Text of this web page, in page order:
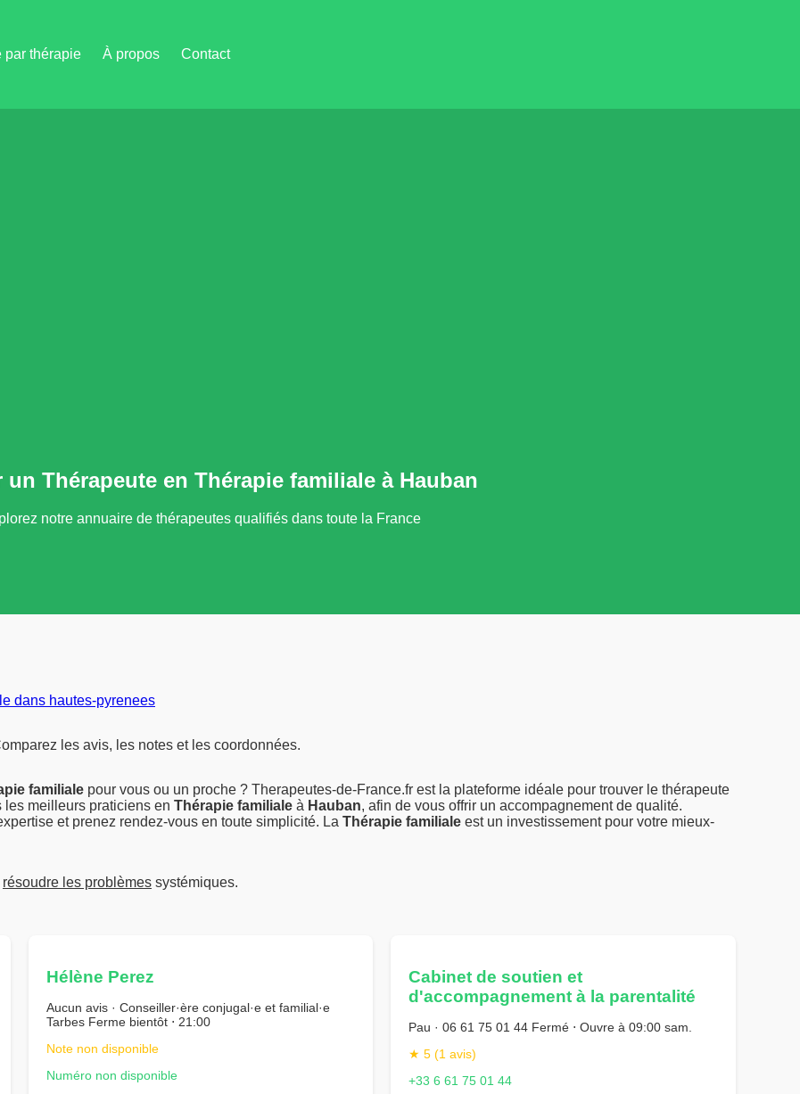
par thérapie À propos Contact
un Thérapeute en Thérapie familiale à Hauban
notre annuaire de thérapeutes qualifiés dans toute la France
dans hautes-pyrenees
les avis, les notes et les coordonnées.
familiale pour vous ou un proche ? Therapeutes-de-France.fr est la plateforme idéale pour trouver le thérapeute
meilleurs praticiens en Thérapie familiale à Hauban, afin de vous offrir un accompagnement de qualité.
et prenez rendez-vous en toute simplicité. La Thérapie familiale est un investissement pour votre mieux-
résoudre les problèmes systémiques.
Hélène Perez
Aucun avis · Conseiller·ère conjugal·e et familial·e
Tarbes Ferme bientôt ⋅ 21:00
Note non disponible
Numéro non disponible
Cabinet de soutien et
d'accompagnement à la parentalité
Pau · 06 61 75 01 44 Fermé ⋅ Ouvre à 09:00 sam.
★ 5 (1 avis)
+33 6 61 75 01 44